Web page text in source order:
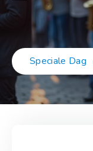
Speciale Dag